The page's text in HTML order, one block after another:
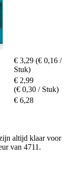
€ 3,29 (€ 0,16 /
Stuk)
€ 2,99
(€ 0,30 / Stuk)
€ 6,28
altijd klaar voor
van 4711.